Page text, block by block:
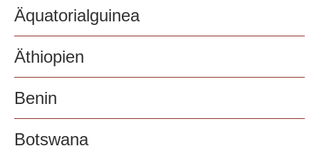
Äquatorialguinea
Äthiopien
Benin
Botswana